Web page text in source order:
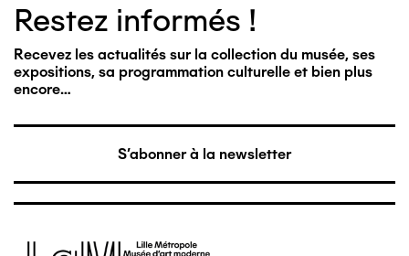
Restez informés !
Recevez les actualités sur la collection du musée, ses
expositions, sa programmation culturelle et bien plus
encore…
S'abonner à la newsletter
Image